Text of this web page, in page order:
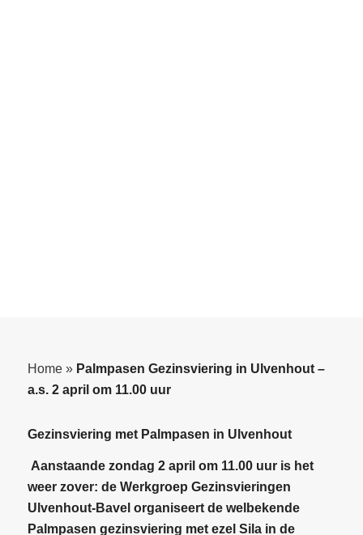
Home» Palmpasen Gezinsviering in Ulvenhout –
a.s. 2 april om 11.00 uur
Gezinsviering met Palmpasen in Ulvenhout
Aanstaande zondag 2 april om 11.00 uur is het
weer zover: de Werkgroep Gezinsvieringen
Ulvenhout-Bavel organiseert de welbekende
Palmpasen gezinsviering met ezel Sila in de